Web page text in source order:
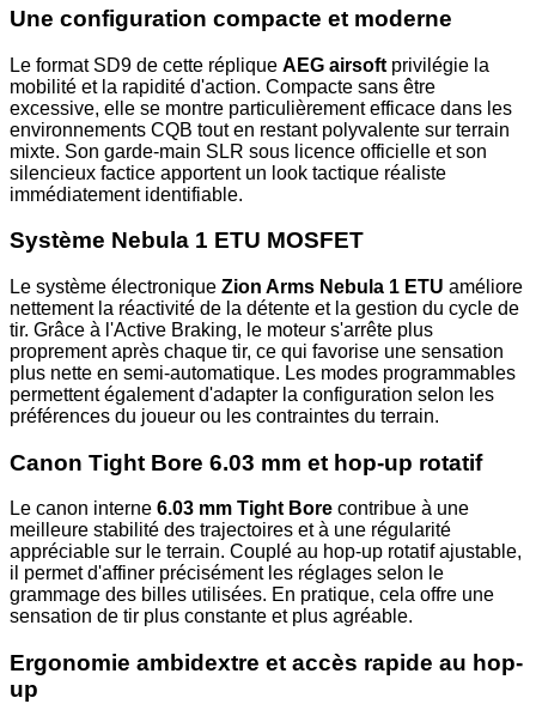
Une configuration compacte et moderne
Le format SD9 de cette réplique AEG airsoft privilégie la
mobilité et la rapidité d'action. Compacte sans être
excessive, elle se montre particulièrement efficace dans les
environnements CQB tout en restant polyvalente sur terrain
mixte. Son garde-main SLR sous licence officielle et son
silencieux factice apportent un look tactique réaliste
immédiatement identifiable.
Système Nebula 1 ETU MOSFET
Le système électronique Zion Arms Nebula 1 ETU améliore
nettement la réactivité de la détente et la gestion du cycle de
tir. Grâce à l'Active Braking, le moteur s'arrête plus
proprement après chaque tir, ce qui favorise une sensation
plus nette en semi-automatique. Les modes programmables
permettent également d'adapter la configuration selon les
préférences du joueur ou les contraintes du terrain.
Canon Tight Bore 6.03 mm et hop-up rotatif
Le canon interne 6.03 mm Tight Bore contribue à une
meilleure stabilité des trajectoires et à une régularité
appréciable sur le terrain. Couplé au hop-up rotatif ajustable,
il permet d'affiner précisément les réglages selon le
grammage des billes utilisées. En pratique, cela offre une
sensation de tir plus constante et plus agréable.
Ergonomie ambidextre et accès rapide au hop-
up